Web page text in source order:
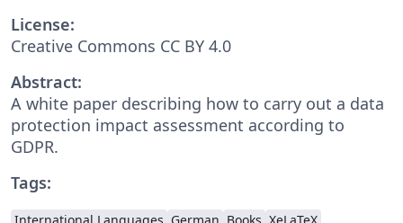
License:
Creative Commons CC BY 4.0
Abstract:
A white paper describing how to carry out a data
protection impact assessment according to
GDPR.
Tags: